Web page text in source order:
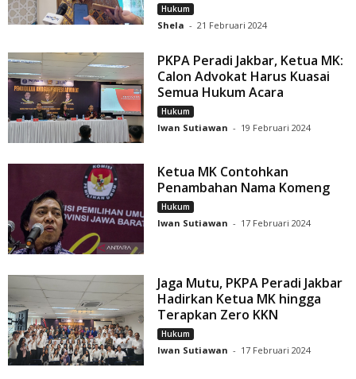
Hukum
Shela - 21 Februari 2024
PKPA Peradi Jakbar, Ketua MK:
Calon Advokat Harus Kuasai
Semua Hukum Acara
Hukum
Iwan Sutiawan - 19 Februari 2024
Ketua MK Contohkan
Penambahan Nama Komeng
Hukum
Iwan Sutiawan - 17 Februari 2024
Jaga Mutu, PKPA Peradi Jakbar
Hadirkan Ketua MK hingga
Terapkan Zero KKN
Hukum
Iwan Sutiawan - 17 Februari 2024